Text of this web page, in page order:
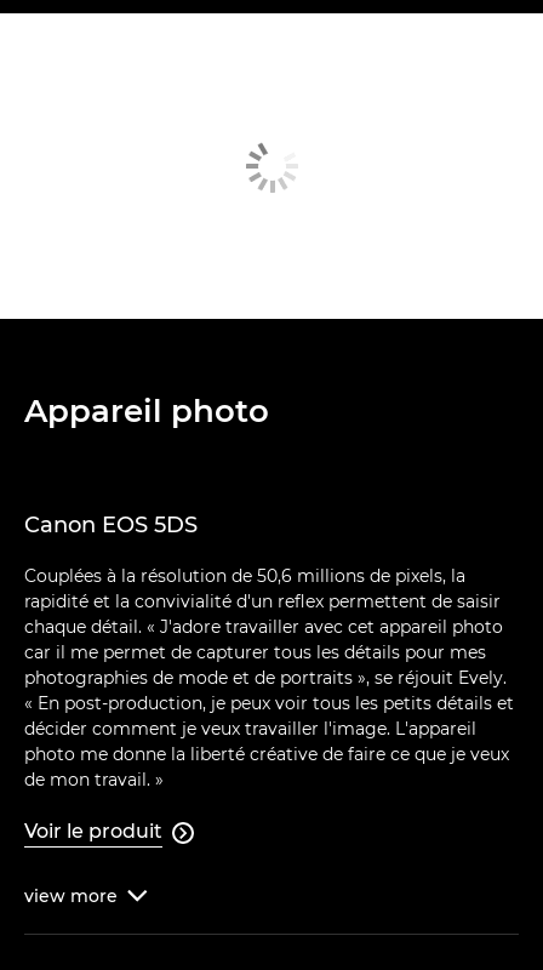
Appareil photo
Canon EOS 5DS
Couplées à la résolution de 50,6 millions de pixels, la
rapidité et la convivialité d'un reflex permettent de saisir
chaque détail. « J'adore travailler avec cet appareil photo
car il me permet de capturer tous les détails pour mes
photographies de mode et de portraits », se réjouit Evely.
« En post-production, je peux voir tous les petits détails et
décider comment je veux travailler l'image. L'appareil
photo me donne la liberté créative de faire ce que je veux
de mon travail. »
Voir le produit 
view more 